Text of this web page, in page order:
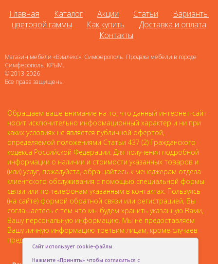
Главная Каталог Акции Статьи
Варианты
цветовой гаммы
Как купить
Доставка и оплата
Контакты
Магазин мебели «Виалекс». Симферополь. Продажа мебели в городе
Симферополь. КРЫМ.
© 2013-2026
Все права защищены
Обращаем ваше внимание на то, что данный интернет-сайт
носит исключительно информационный характер и ни при
каких условиях не является публичной офертой,
определяемой положениями Статьи 437 (2) Гражданского
кодекса Российской Федерации. Для получения подробной
информации о наличии и стоимости указанных товаров и
(или) услуг, пожалуйста, обращайтесь к менеджерам отдела
клиентского обслуживания с помощью специальной формы
связи или по телефонам указанным в контактах. Пользуясь
(на сайте) формой обратной связи или регистрацией, Вы
соглашаетесь с тем что мы будем хранить указанную Вами,
Вашу персональную информацию. Мы не предоставляем
Вашу личную информацию третьим лицам, кроме случаев
предусмотренных законодательством.
Сайт использует cookie-файлы.
Нажмите «Принять» чтобы согласиться с